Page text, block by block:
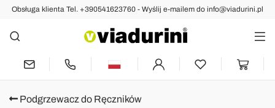
Obsługa klienta Tel. +390541623760 - Wyślij e-mailem do info@viadurini.pl
Podgrzewacz do Ręczników